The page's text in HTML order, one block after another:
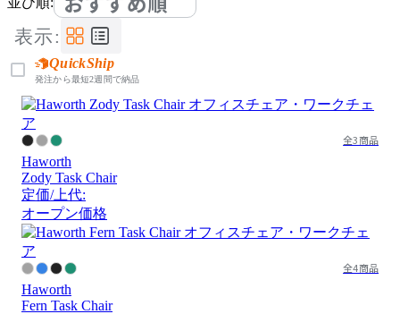
表示:
QuickShip
発注から最短2週間で納品
全3商品
Haworth
Zody Task Chair
定価/上代:
オープン価格
全4商品
Haworth
Fern Task Chair